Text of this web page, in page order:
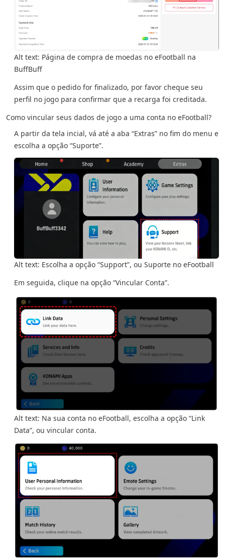
Alt text: Página de compra de moedas no eFootball na
BuffBuff
Assim que o pedido for finalizado, por favor cheque seu
perfil no jogo para confirmar que a recarga foi creditada.
Como vincular seus dados de jogo a uma conta no eFootball?
A partir da tela incial, vá até a aba “Extras” no fim do menu e
escolha a opção “Suporte”.
Alt text: Escolha a opção “Support”, ou Suporte no eFootball
Em seguida, clique na opção “Vincular Conta”.
Alt text: Na sua conta no eFootball, escolha a opção “Link
Data”, ou vincular conta.